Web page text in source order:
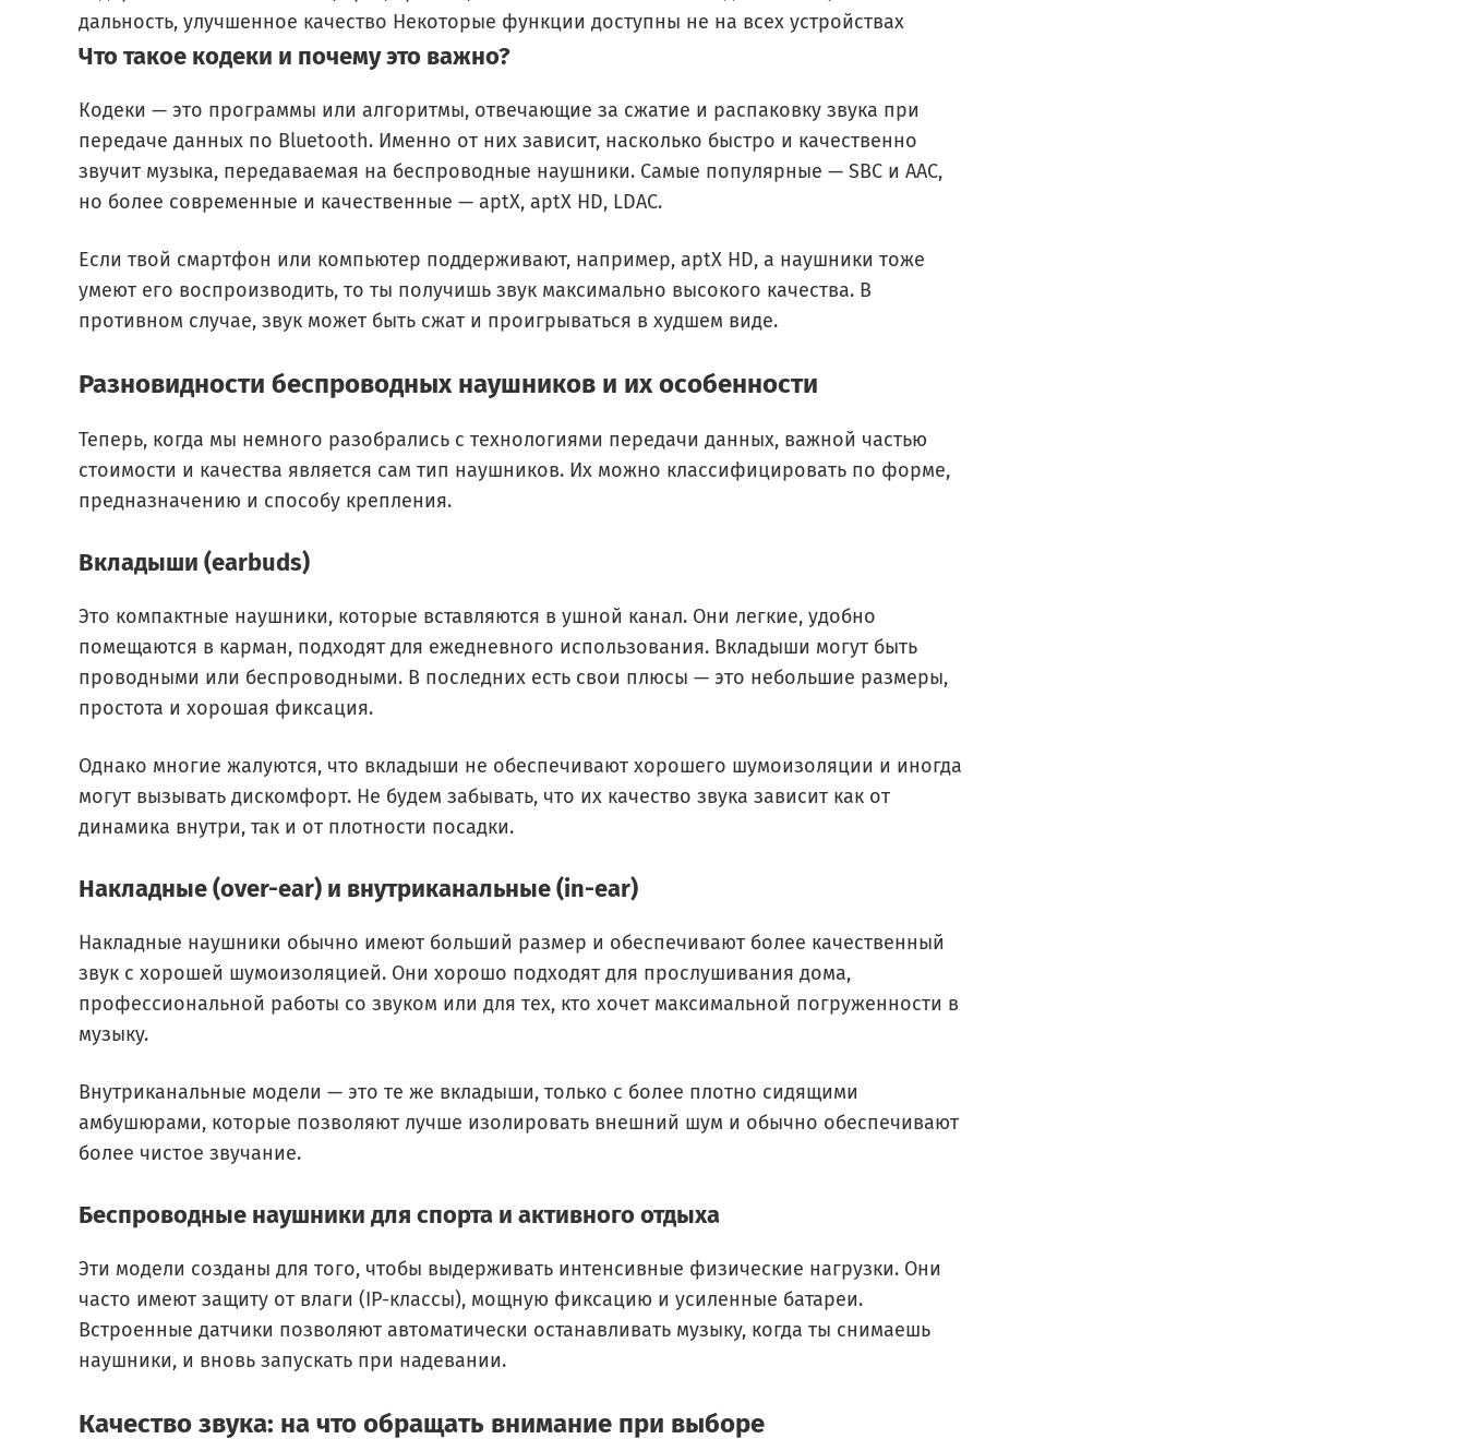
дальность, улучшенное качество Некоторые функции доступны не на всех устройствах
Что такое кодеки и почему это важно?
Кодеки — это программы или алгоритмы, отвечающие за сжатие и распаковку звука при
передаче данных по Bluetooth. Именно от них зависит, насколько быстро и качественно
звучит музыка, передаваемая на беспроводные наушники. Самые популярные — SBC и AAC,
но более современные и качественные — aptX, aptX HD, LDAC.
Если твой смартфон или компьютер поддерживают, например, aptX HD, а наушники тоже
умеют его воспроизводить, то ты получишь звук максимально высокого качества. В
противном случае, звук может быть сжат и проигрываться в худшем виде.
Разновидности беспроводных наушников и их особенности
Теперь, когда мы немного разобрались с технологиями передачи данных, важной частью
стоимости и качества является сам тип наушников. Их можно классифицировать по форме,
предназначению и способу крепления.
Вкладыши (earbuds)
Это компактные наушники, которые вставляются в ушной канал. Они легкие, удобно
помещаются в карман, подходят для ежедневного использования. Вкладыши могут быть
проводными или беспроводными. В последних есть свои плюсы — это небольшие размеры,
простота и хорошая фиксация.
Однако многие жалуются, что вкладыши не обеспечивают хорошего шумоизоляции и иногда
могут вызывать дискомфорт. Не будем забывать, что их качество звука зависит как от
динамика внутри, так и от плотности посадки.
Накладные (over-ear) и внутриканальные (in-ear)
Накладные наушники обычно имеют больший размер и обеспечивают более качественный
звук с хорошей шумоизоляцией. Они хорошо подходят для прослушивания дома,
профессиональной работы со звуком или для тех, кто хочет максимальной погруженности в
музыку.
Внутриканальные модели — это те же вкладыши, только с более плотно сидящими
амбушюрами, которые позволяют лучше изолировать внешний шум и обычно обеспечивают
более чистое звучание.
Беспроводные наушники для спорта и активного отдыха
Эти модели созданы для того, чтобы выдерживать интенсивные физические нагрузки. Они
часто имеют защиту от влаги (IP-классы), мощную фиксацию и усиленные батареи.
Встроенные датчики позволяют автоматически останавливать музыку, когда ты снимаешь
наушники, и вновь запускать при надевании.
Качество звука: на что обращать внимание при выборе